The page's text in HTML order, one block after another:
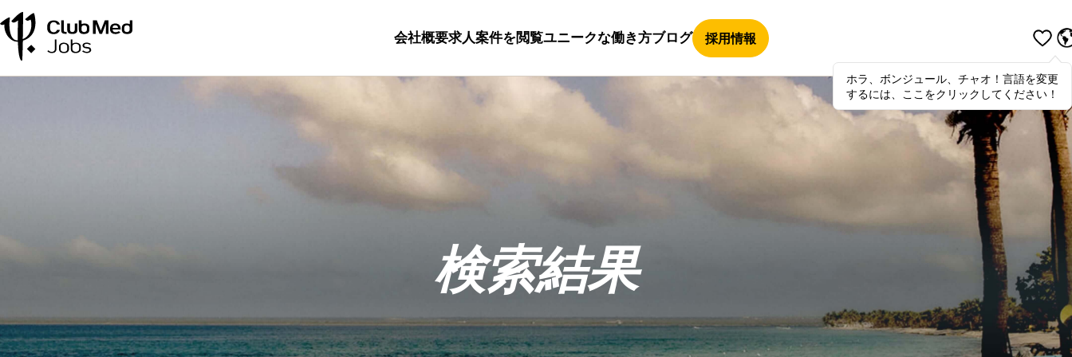
会社概要求人案件を閲覧ユニークな働き方ブログ 採用情報
ホラ、ボンジュール、チャオ！言語を変更
するには、ここをクリックしてください！
検索結果